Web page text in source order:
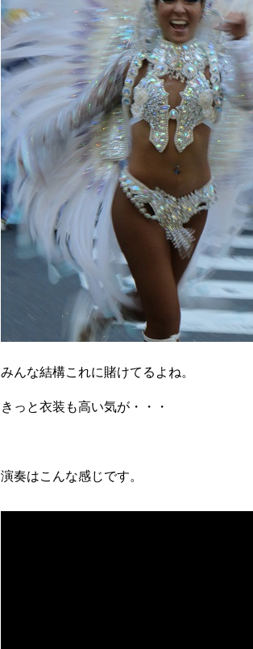
みんな結構これに賭けてるよね。
きっと衣装も高い気が・・・
演奏はこんな感じです。